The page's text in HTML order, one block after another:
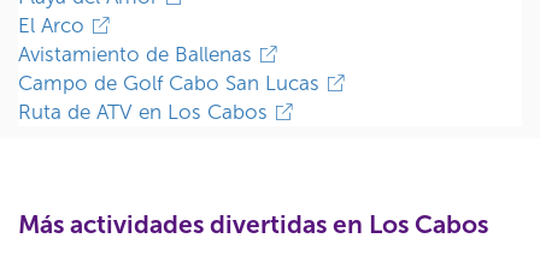
El Arco
Avistamiento de Ballenas
Campo de Golf Cabo San Lucas
Ruta de ATV en Los Cabos
Más actividades divertidas en Los Cabos